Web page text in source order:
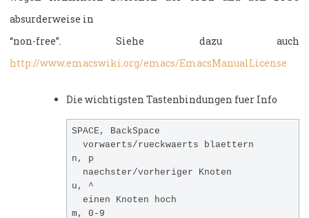
absurderweise in
“non-free”. Siehe dazu auch
http://www.emacswiki.org/emacs/EmacsManualLicense
Die wichtigsten Tastenbindungen fuer Info
SPACE, BackSpace
  vorwaerts/rueckwaerts blaettern
n, p
  naechster/vorheriger Knoten
u, ^
  einen Knoten hoch
m, 0-9